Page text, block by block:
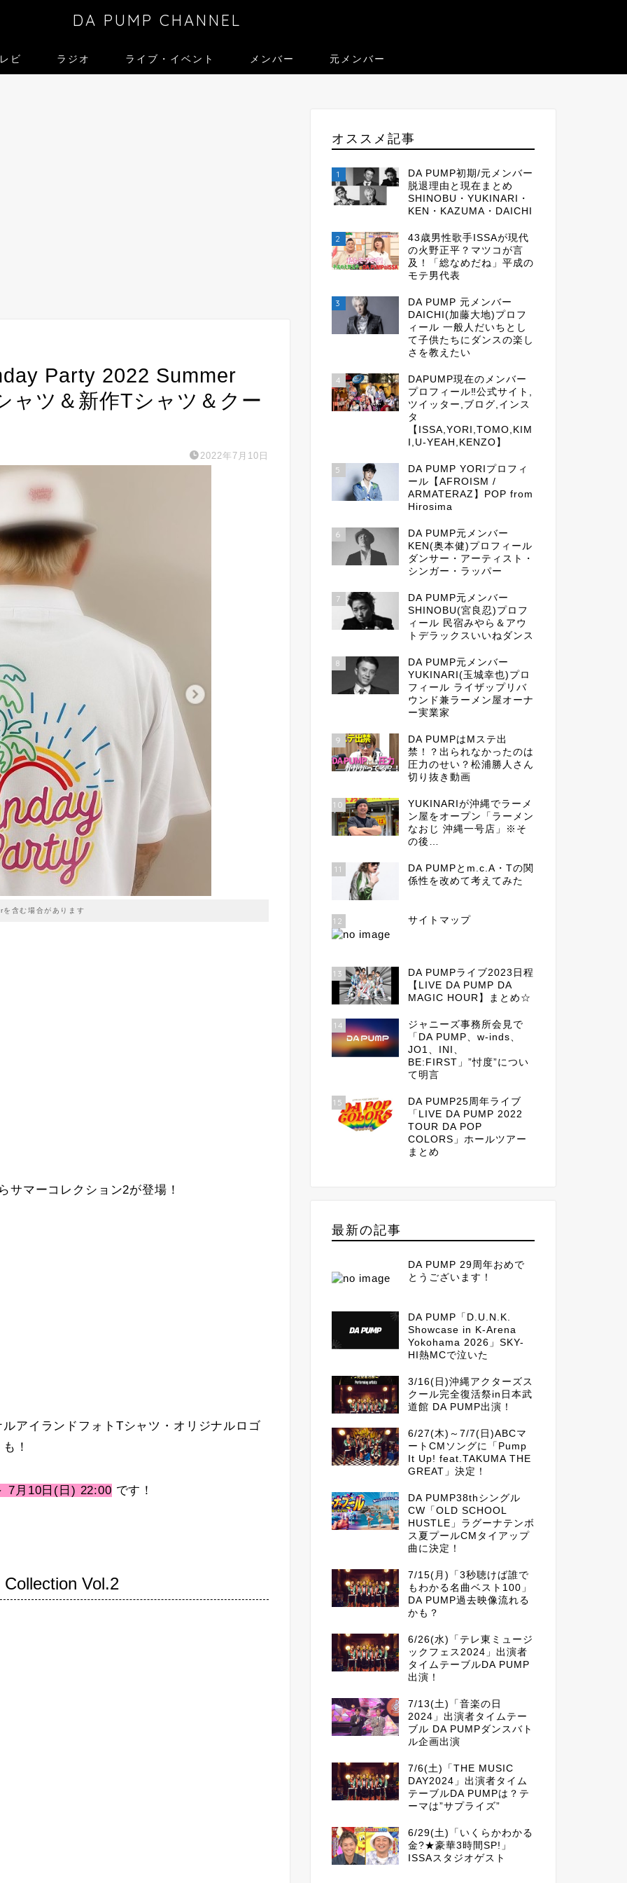
DA PUMP CHANNEL
ビ ラジオ ライブ・イベント メンバー 元メンバー
Party 2022 Summer
ャツ＆新作Tシャツ＆クー
2022年7月10日
を含む場合があります
マーコレクション2が登場！
アイランドフォトTシャツ・オリジナルロゴ
！
7月10日(日) 22:00 です！
Vol.2
オススメ記事
1
DA PUMP初期/元メンバー
脱退理由と現在まとめ
SHINOBU・YUKINARI・
KEN・KAZUMA・DAICHI
2
43歳男性歌手ISSAが現代
の火野正平？マツコが言
及！「総なめだね」平成の
モテ男代表
3
DA PUMP 元メンバー
DAICHI(加藤大地)プロフ
ィール 一般人だいちとし
て子供たちにダンスの楽し
さを教えたい
4
DAPUMP現在のメンバー
プロフィール‼公式サイト,
ツイッター,ブログ,インス
タ
【ISSA,YORI,TOMO,KIM
I,U-YEAH,KENZO】
5
DA PUMP YORIプロフィ
ール【AFROISM /
ARMATERAZ】POP from
Hirosima
6
DA PUMP元メンバー
KEN(奥本健)プロフィール
ダンサー・アーティスト・
シンガー・ラッパー
7
DA PUMP元メンバー
SHINOBU(宮良忍)プロフ
ィール 民宿みやら＆アウ
トデラックスいいねダンス
8
DA PUMP元メンバー
YUKINARI(玉城幸也)プロ
フィール ライザップリバ
ウンド兼ラーメン屋オーナ
ー実業家
9
DA PUMPはMステ出
禁！？出られなかったのは
圧力のせい？松浦勝人さん
切り抜き動画
10
YUKINARIが沖縄でラーメ
ン屋をオープン「ラーメン
なおじ 沖縄一号店」※そ
の後…
11
DA PUMPとm.c.A・Tの関
係性を改めて考えてみた
12 サイトマップ
13
DA PUMPライブ2023日程
【LIVE DA PUMP DA
MAGIC HOUR】まとめ☆
14
ジャニーズ事務所会見で
「DA PUMP、w-inds、
JO1、INI、
BE:FIRST」”忖度”につい
て明言
15
DA PUMP25周年ライブ
「LIVE DA PUMP 2022
TOUR DA POP
COLORS」ホールツアー
まとめ
最新の記事
DA PUMP 29周年おめで
とうございます！
DA PUMP「D.U.N.K.
Showcase in K-Arena
Yokohama 2026」SKY-
HI熱MCで泣いた
3/16(日)沖縄アクターズス
クール完全復活祭in日本武
道館 DA PUMP出演！
6/27(木)～7/7(日)ABCマ
ートCMソングに「Pump
It Up! feat.TAKUMA THE
GREAT」決定！
DA PUMP38thシングル
CW「OLD SCHOOL
HUSTLE」ラグーナテンボ
ス夏プールCMタイアップ
曲に決定！
7/15(月)「3秒聴けば誰で
もわかる名曲ベスト100」
DA PUMP過去映像流れる
かも？
6/26(水)「テレ東ミュージ
ックフェス2024」出演者
タイムテーブルDA PUMP
出演！
7/13(土)「音楽の日
2024」出演者タイムテー
ブル DA PUMPダンスバト
ル企画出演
7/6(土)「THE MUSIC
DAY2024」出演者タイム
テーブルDA PUMPは？テ
ーマは”サプライズ”
6/29(土)「いくらかわかる
金?★豪華3時間SP!」
ISSAスタジオゲスト